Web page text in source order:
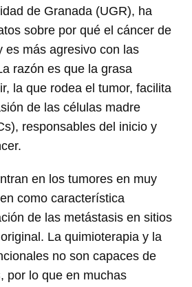
de Granada (UGR), ha
sobre por qué el cáncer de
es más agresivo con las
razón es que la grasa
la que rodea el tumor, facilita
de las células madre
responsables del inicio y
en los tumores en muy
como característica
de las metástasis en sitios
La quimioterapia y la
no son capaces de
por lo que en muchas